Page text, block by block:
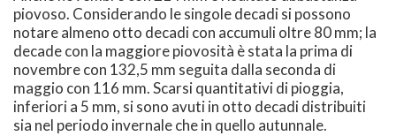
piovoso. Considerando le singole decadi si possono
notare almeno otto decadi con accumuli oltre 80 mm; la
decade con la maggiore piovosità è stata la prima di
novembre con 132,5 mm seguita dalla seconda di
maggio con 116 mm. Scarsi quantitativi di pioggia,
inferiori a 5 mm, si sono avuti in otto decadi distribuiti
sia nel periodo invernale che in quello autunnale.